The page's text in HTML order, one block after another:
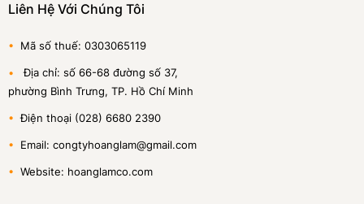
Liên Hệ Với Chúng Tôi
• Mã số thuế: 0303065119
• Địa chỉ: số 66-68 đường số 37,
phường Bình Trưng, TP. Hồ Chí Minh
• Điện thoại (028) 6680 2390
• Email: congtyhoanglam@gmail.com
• Website: hoanglamco.com